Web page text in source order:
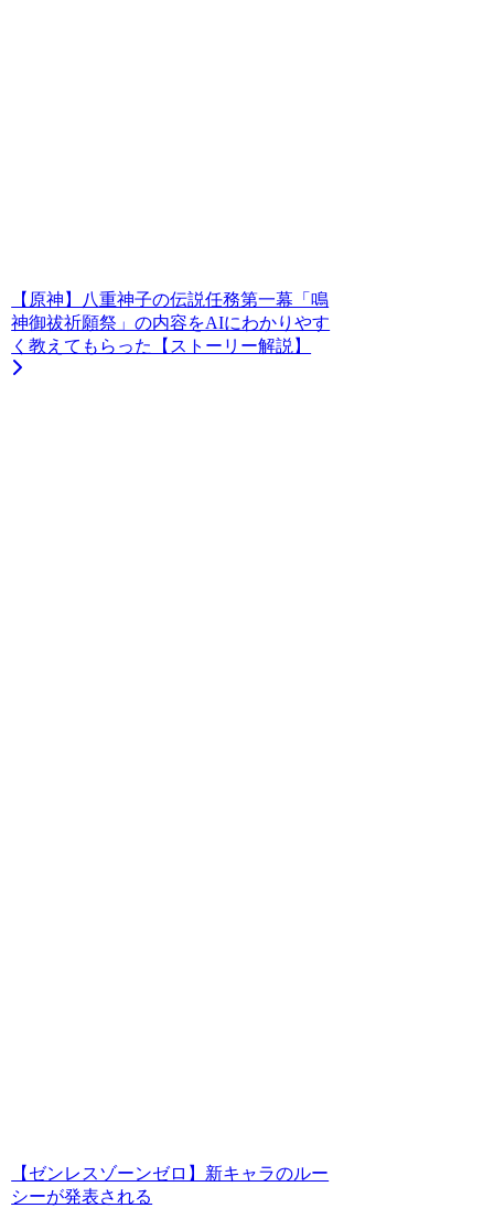
【原神】八重神子の伝説任務第一幕「鳴
神御祓祈願祭」の内容をAIにわかりやす
く教えてもらった【ストーリー解説】
【ゼンレスゾーンゼロ】新キャラのルー
シーが発表される